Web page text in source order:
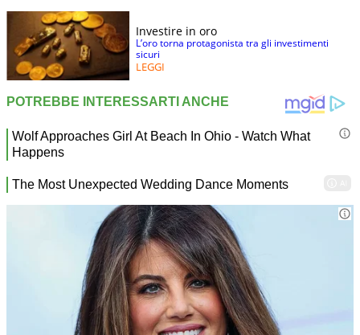
Investire in oro
L’oro torna protagonista tra gli investimenti
sicuri
LEGGI